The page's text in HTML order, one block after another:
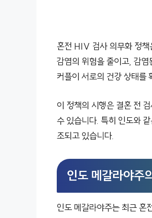
혼전 HIV 검사 의무화 정
감염의 위험을 줄이고, 감
커플이 서로의 건강 상태를
이 정책의 시행은 결혼 전
수 있습니다. 특히 인도와
조되고 있습니다.
인도 메갈라야주
인도 메갈라야주는 최근 혼